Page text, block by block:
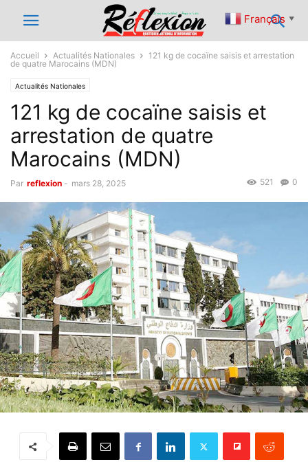
Accueil Actualités Nationales
121 kg de cocaïne saisis et arrestation
de quatre Marocains (MDN)
Actualités Nationales
121 kg de cocaïne saisis et
arrestation de quatre
Marocains (MDN)
Par reflexion - mars 28, 2025 0
521
Français ▼